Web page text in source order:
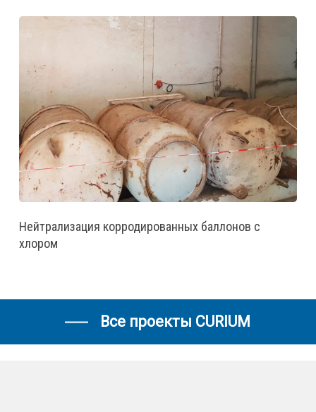
Нейтрализация корродированных баллонов с
хлором
Все проекты CURIUM